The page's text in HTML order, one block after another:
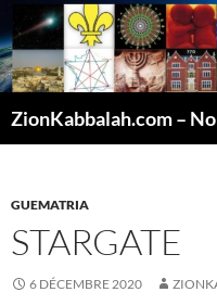
ZionKabbalah.com –
GUEMATRIA
STARGATE
6 DÉCEMBRE 2020